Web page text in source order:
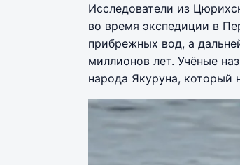
Исследователи из
во время экспедиции в
прибрежных вод, а
миллионов лет. Учёные
народа Якуруна, который